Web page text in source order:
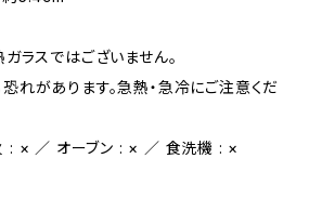
ラスではございません。
れがあります。急熱・急冷にご注意くだ
: × ／ オーブン : × ／ 食洗機 : ×